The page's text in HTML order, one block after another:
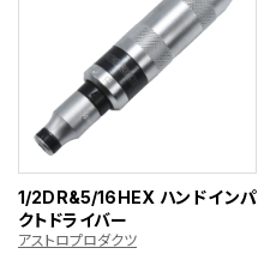
1/2DR&5/16HEX ハンドインパ
クトドライバー
アストロプロダクツ